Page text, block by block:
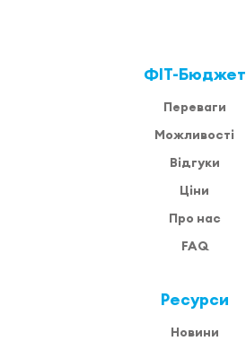
ФІТ-Бюджет
Переваги
Можливості
Відгуки
Ціни
Про нас
FAQ
Ресурси
Новини